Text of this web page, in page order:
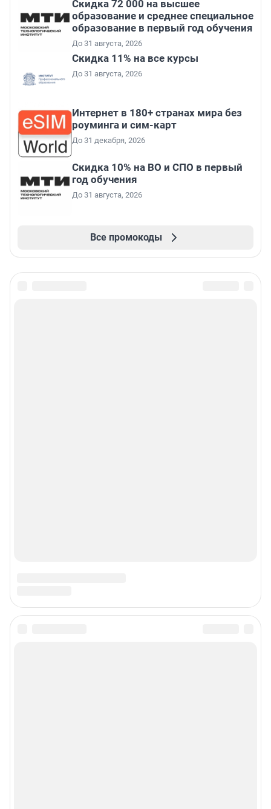
Скидка 72 000 на высшее
образование и среднее специальное
образование в первый год обучения
До 31 августа, 2026
Скидка 11% на все курсы
До 31 августа, 2026
Интернет в 180+ странах мира без
роуминга и сим-карт
До 31 декабря, 2026
Скидка 10% на ВО и СПО в первый
год обучения
До 31 августа, 2026
Все промокоды